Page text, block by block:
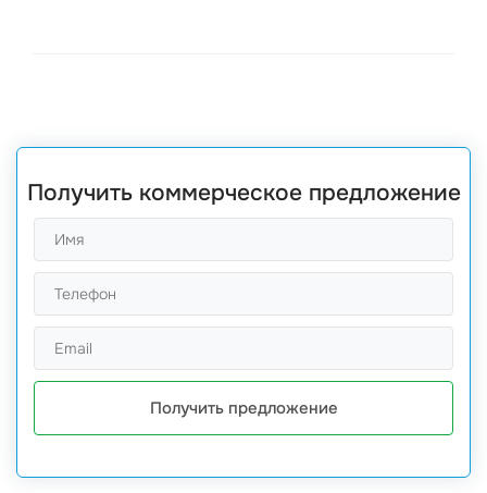
Получить коммерческое предложение
Получить предложение